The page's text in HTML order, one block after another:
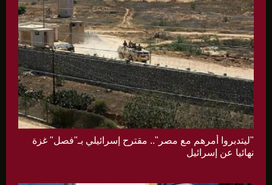
"ليتدبروا أمرهم مع مصر".. مقترح إسرائيلي بـ"فصل" غزة
نهائيا عن إسرائيل